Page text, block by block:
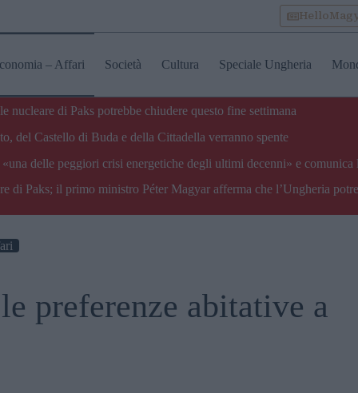
– Affari Società Cultura Speciale Ungheria
nucleare di Paks potrebbe chiudere questo fine settimana
del Castello di Buda e della Cittadella verranno spente
delle peggiori crisi energetiche degli ultimi decenni» e comunica
di Paks; il primo ministro Péter Magyar afferma che l’Ungheria
preferenze abitative a